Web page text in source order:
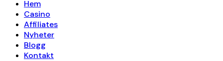
Hem
Casino
Affiliates
Nyheter
Blogg
Kontakt